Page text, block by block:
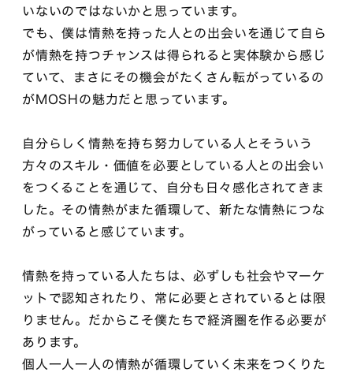
いないのではないかと思っています。
でも、僕は情熱を持った人との出会いを通じて自ら
が情熱を持つチャンスは得られると実体験から感じ
ていて、まさにその機会がたくさん転がっているの
がMOSHの魅力だと思っています。
自分らしく情熱を持ち努力している人とそういう
方々のスキル・価値を必要としている人との出会い
をつくることを通じて、自分も日々感化されてきま
した。その情熱がまた循環して、新たな情熱につな
がっていると感じています。
情熱を持っている人たちは、必ずしも社会やマーケ
ットで認知されたり、常に必要とされているとは限
りません。だからこそ僕たちで経済圏を作る必要が
あります。
個人一人一人の情熱が循環していく未来をつくりた